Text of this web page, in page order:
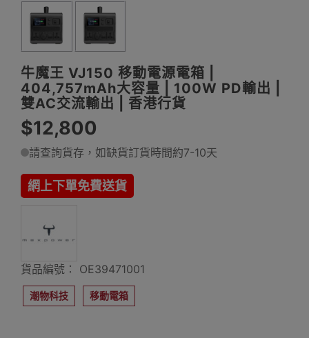
牛魔王 VJ150 移動電源電箱 |
404,757mAh大容量 | 100W PD輸出 |
雙AC交流輸出 | 香港行貨
$12,800
請查詢貨存，如缺貨訂貨時間約7-10天
網上下單免費送貨
貨品編號： OE39471001
潮物科技 移動電箱